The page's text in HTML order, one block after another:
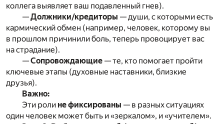
коллега выявляет ваш подавленный гнев).
—Должники/кредиторы — души, с которыми есть
кармический обмен (например, человек, которому вы
в прошлом причинили боль, теперь провоцирует вас
на страдание).
—Сопровождающие — те, кто помогает пройти
ключевые этапы (духовные наставники, близкие
друзья).
Важно:
Эти роли не фиксированы — в разных ситуациях
один человек может быть и «зеркалом», и «учителем».